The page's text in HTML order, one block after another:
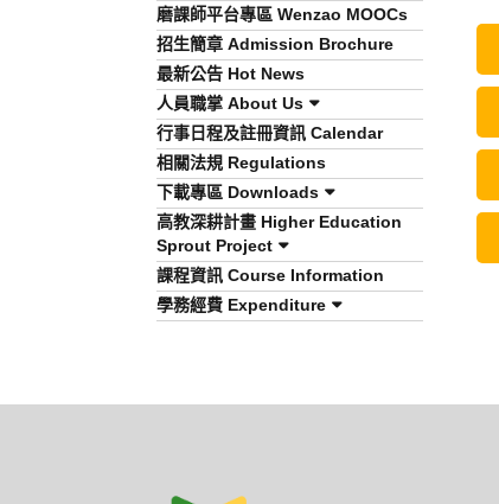
磨課師平台專區 Wenzao MOOCs
招生簡章 Admission Brochure
最新公告 Hot News
人員職掌 About Us
行事日程及註冊資訊 Calendar
相關法規 Regulations
下載專區 Downloads
高教深耕計畫 Higher Education
Sprout Project
課程資訊 Course Information
學務經費 Expenditure